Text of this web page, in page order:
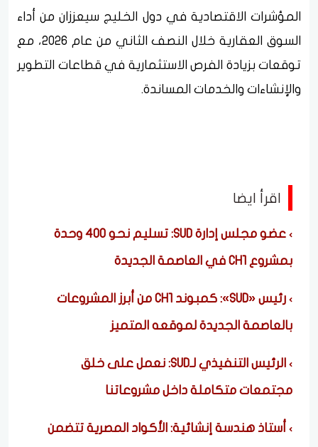
المؤشرات الاقتصادية في دول الخليج سيعززان من أداء
السوق العقارية خلال النصف الثاني من عام 2026، مع
توقعات بزيادة الفرص الاستثمارية في قطاعات التطوير
والإنشاءات والخدمات المساندة.
اقرأ ايضا
عضو مجلس إدارة SUD: تسليم نحو 400 وحدة
بمشروع CH1 في العاصمة الجديدة
رئيس «SUD»: كمبوند CH1 من أبرز المشروعات
بالعاصمة الجديدة لموقعه المتميز
الرئيس التنفيذي لـSUD: نعمل على خلق
مجتمعات متكاملة داخل مشروعاتنا
أستاذ هندسة إنشائية: الأكواد المصرية تتضمن